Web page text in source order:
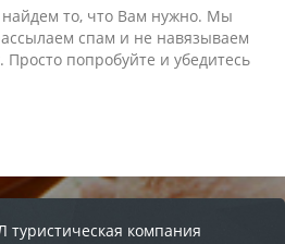
найдем то, что Вам нужно. Мы
спам и не навязываем
Просто попробуйте и убедитесь
компания